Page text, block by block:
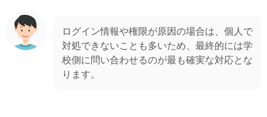
ログイン情報や権限が原因の場合は、個人で
対処できないことも多いため、最終的には学
校側に問い合わせるのが最も確実な対応とな
ります。